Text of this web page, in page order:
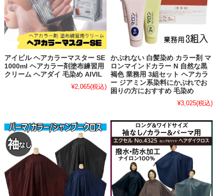
アイビル ヘアカラーマスター SE
1000ml ヘアカラー剤塗布練習用
クリーム ヘアダイ 毛染め AIVIL
¥2,065(税込)
かぶれない 白髪染め カラー剤 マ
ロンマインドカラー N 自然な黒
褐色 業務用 3組セット ヘアカラ
ー ジアミン系染料にかぶれでお
困りの方におすすめ 毛染め
¥3,025(税込)